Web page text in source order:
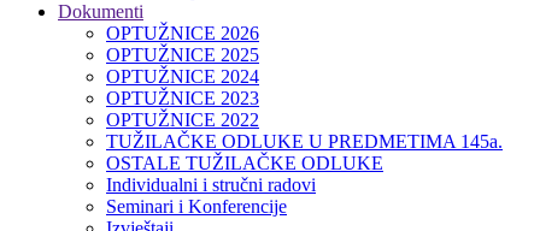
Dokumenti
OPTUŽNICE 2026
OPTUŽNICE 2025
OPTUŽNICE 2024
OPTUŽNICE 2023
OPTUŽNICE 2022
TUŽILAČKE ODLUKE U PREDMETIMA 145a.
OSTALE TUŽILAČKE ODLUKE
Individualni i stručni radovi
Seminari i Konferencije